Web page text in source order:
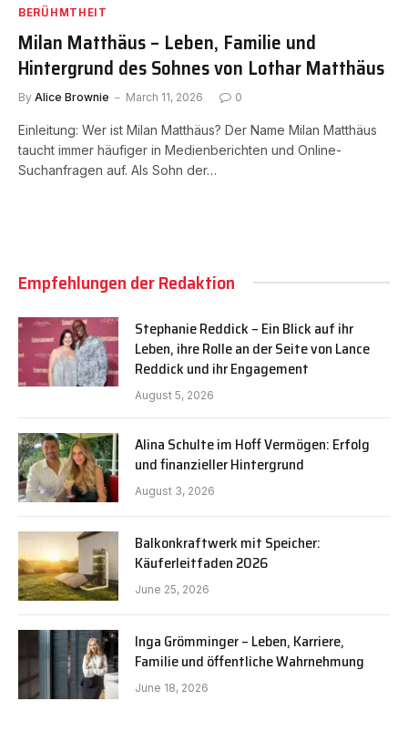
BERÜHMTHEIT
Milan Matthäus – Leben, Familie und
Hintergrund des Sohnes von Lothar Matthäus
By Alice Brownie March 11, 2026 0
Einleitung: Wer ist Milan Matthäus? Der Name Milan Matthäus
taucht immer häufiger in Medienberichten und Online-
Suchanfragen auf. Als Sohn der…
Empfehlungen der Redaktion
Stephanie Reddick – Ein Blick auf ihr
Leben, ihre Rolle an der Seite von Lance
Reddick und ihr Engagement
August 5, 2026
Alina Schulte im Hoff Vermögen: Erfolg
und finanzieller Hintergrund
August 3, 2026
Balkonkraftwerk mit Speicher:
Käuferleitfaden 2026
June 25, 2026
Inga Grömminger – Leben, Karriere,
Familie und öffentliche Wahrnehmung
June 18, 2026